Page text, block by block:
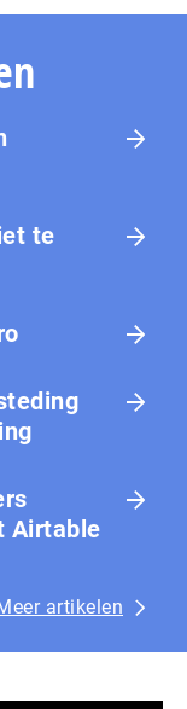
te
Airtable
artikelen